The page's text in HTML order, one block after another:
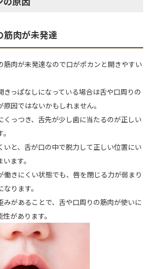
筋肉が未発達
筋肉が未発達なので口がポカンと開きやすい
きっぱなしになっている場合は舌や口周りの
因ではないかもしれません。
くっつき、舌先が少し歯に当たるのが正しい
いと、舌が口の中で脱力して正しい位置にい
ます。
働きにくい状態でも、唇を閉じる力が弱まり
ります。
みがあることで、舌や口周りの筋肉が使いに
があります。